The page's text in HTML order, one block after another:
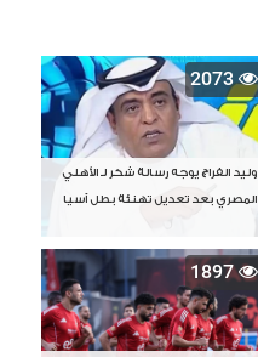
2073
وليد الفراج يوجه رسالة شكر لـ الأهلي
المصري بعد تعديل تهنئة بطل آسيا
1897